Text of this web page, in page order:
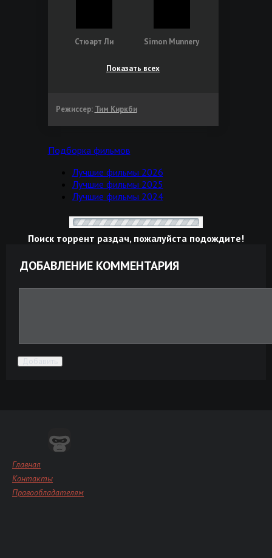
Стюарт Ли Simon Munnery
Показать всех
Режиссер: Тим Киркби
Подборка фильмов
Лучшие фильмы 2026
Лучшие фильмы 2025
Лучшие фильмы 2024
Поиск торрент раздач, пожалуйста подождите!
ДОБАВЛЕНИЕ КОММЕНТАРИЯ
Добавить
Главная
Контакты
Правообладателям